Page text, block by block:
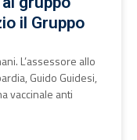
il Gruppo
L’assessore allo
Guido Guidesi,
vaccinale anti